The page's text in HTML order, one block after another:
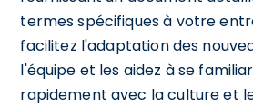
termes spécifiques à votre
facilitez l'adaptation des
l'équipe et les aidez à se
rapidement avec la culture et